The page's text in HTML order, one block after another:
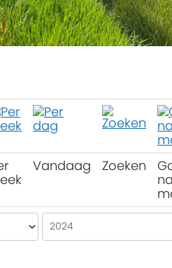
Vandaag Zoeken